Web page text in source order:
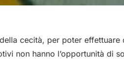
cecità, per poter
non hanno l’opportunità di